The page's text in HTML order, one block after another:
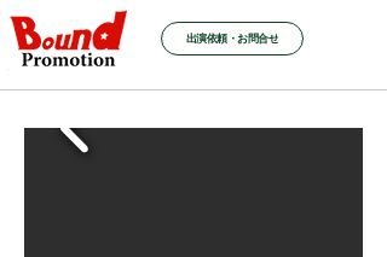
出演依頼・お問合せ